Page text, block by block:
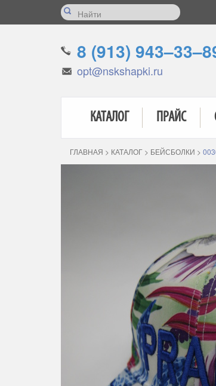
8 (913)
opt@nskshapki.ru
КАТАЛОГ ПРАЙС
ГЛАВНАЯ > КАТАЛОГ > БЕЙСБОЛКИ >